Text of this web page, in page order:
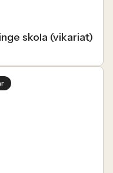
skola (vikariat)